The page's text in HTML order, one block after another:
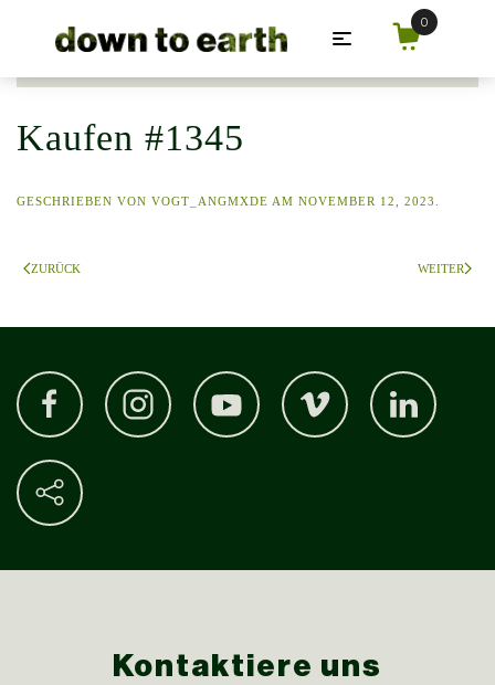
Zum Hauptinhalt springen
Kaufen #1345
GESCHRIEBEN VON VOGT_ANGMXDE AM NOVEMBER 12, 2023
ZURÜCK WEITER
Kontaktiere uns